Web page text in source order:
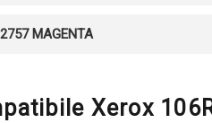
MAGENTA
Xerox